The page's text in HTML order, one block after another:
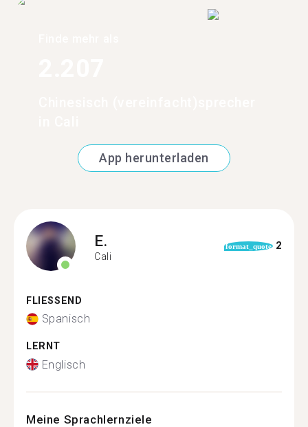
App herunterladen
E.
Cali
format_quote 2
FLIESSEND
Spanisch
LERNT
Englisch
Meine Sprachlernziele